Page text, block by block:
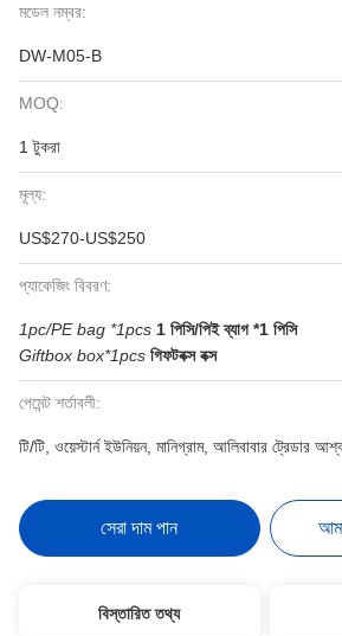
মডেল নম্বর:
DW-M05-B
MOQ:
1 টুকরা
মূল্য:
US$270-US$250
প্যাকেজিং বিবরণ:
1pc/PE bag *1pcs 1 পিসি/পিই ব্যাগ *1 পিসি
Giftbox box*1pcs গিফটবক্স বক্স
পেমেন্ট শর্তাবলী:
টি/টি, ওয়েস্টার্ন ইউনিয়ন, মানিগ্রাম, আলিবাবার ট্রেডার
সেরা দাম পান
বিস্তারিত তথ্য